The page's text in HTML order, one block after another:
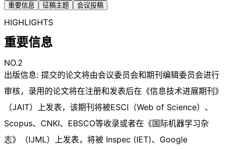
重要信息
征稿主题 会议投稿
HIGHLIGHTS
重要信息
NO.2
出版信息: 提交的论文将由会议委员会和期刊编辑委员会进行
审核，录用的论文将在注册和发表后在《信息技术进展期刊》
（JAIT）上发表，该期刊将被ESCI（Web of Science）、
Scopus、CNKI、EBSCO等收录或者在《国际机器学习杂
志》（IJML）上发表，将被 Inspec (IET)、Google